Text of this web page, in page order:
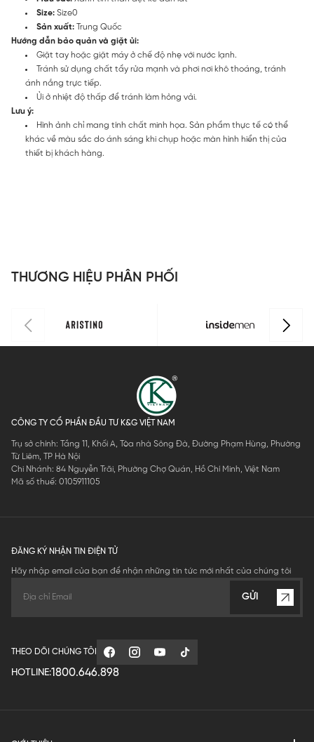
Size: Size0
Sản xuất: Trung Quốc
Hướng dẫn bảo quản và giặt ủi:
Giặt tay hoặc giặt máy ở chế độ nhẹ với nước lạnh.
Tránh sử dụng chất tẩy rửa mạnh và phơi nơi khô thoáng, tránh
ánh nắng trực tiếp.
Ủi ở nhiệt độ thấp để tránh làm hỏng vải.
Lưu ý:
Hình ảnh chỉ mang tính chất minh họa. Sản phẩm thực tế có thể
khác về màu sắc do ánh sáng khi chụp hoặc màn hình hiển thị của
thiết bị khách hàng.
THƯƠNG HIỆU PHÂN PHỐI
CÔNG TY CỔ PHẦN ĐẦU TƯ K&G VIỆT NAM
Trụ sở chính: Tầng 11, Khối A, Tòa nhà Sông Đà, Đường Phạm Hùng, Phường
Từ Liêm, TP Hà Nội
Chi Nhánh: 84 Nguyễn Trãi, Phường Chợ Quán, Hồ Chí Minh, Việt Nam
Mã số thuế: 0105911105
ĐĂNG KÝ NHẬN TIN ĐIỆN TỬ
Hãy nhập email của bạn để nhận những tin tức mới nhất của chúng tôi
GỬI
THEO DÕI CHÚNG TÔI
HOTLINE:1800.646.898